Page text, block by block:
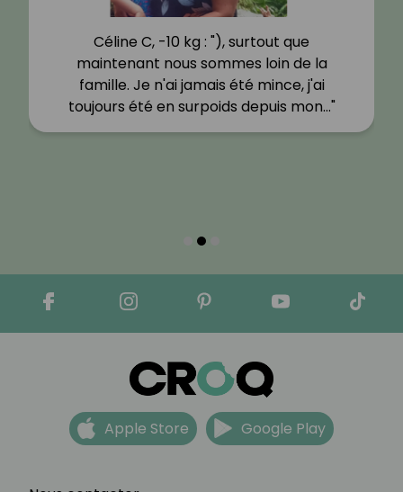
Céline C, -10 kg : "), surtout que
maintenant nous sommes loin de la
famille. Je n'ai jamais été mince, j'ai
toujours été en surpoids depuis mon…"
Apple Store Google Play